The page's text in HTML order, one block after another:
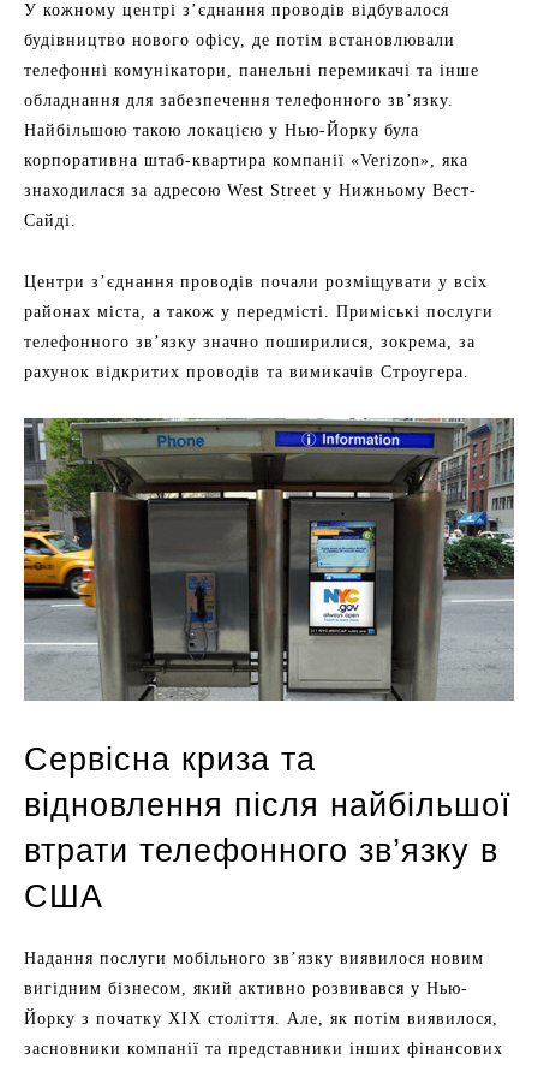
У кожному центрі з’єднання проводів відбувалося
будівництво нового офісу, де потім встановлювали
телефонні комунікатори, панельні перемикачі та інше
обладнання для забезпечення телефонного зв’язку.
Найбільшою такою локацією у Нью-Йорку була
корпоративна штаб-квартира компанії «Verizon», яка
знаходилася за адресою West Street у Нижньому Вест-
Сайді.
Центри з’єднання проводів почали розміщувати у всіх
районах міста, а також у передмісті. Приміські послуги
телефонного зв’язку значно поширилися, зокрема, за
рахунок відкритих проводів та вимикачів Строугера.
Сервісна криза та
відновлення після найбільшої
втрати телефонного зв’язку в
США
Надання послуги мобільного зв’язку виявилося новим
вигідним бізнесом, який активно розвивався у Нью-
Йорку з початку XIX століття. Але, як потім виявилося,
засновники компанії та представники інших фінансових